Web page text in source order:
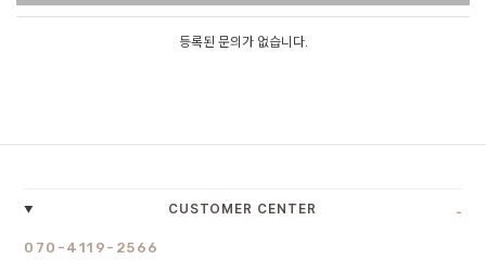
등록된 문의가 없습니다.
CUSTOMER CENTER -
070-4119-2566